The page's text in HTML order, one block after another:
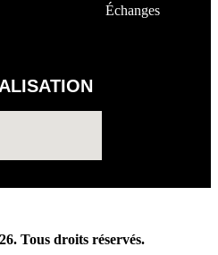
Échanges
Tous droits réservés.